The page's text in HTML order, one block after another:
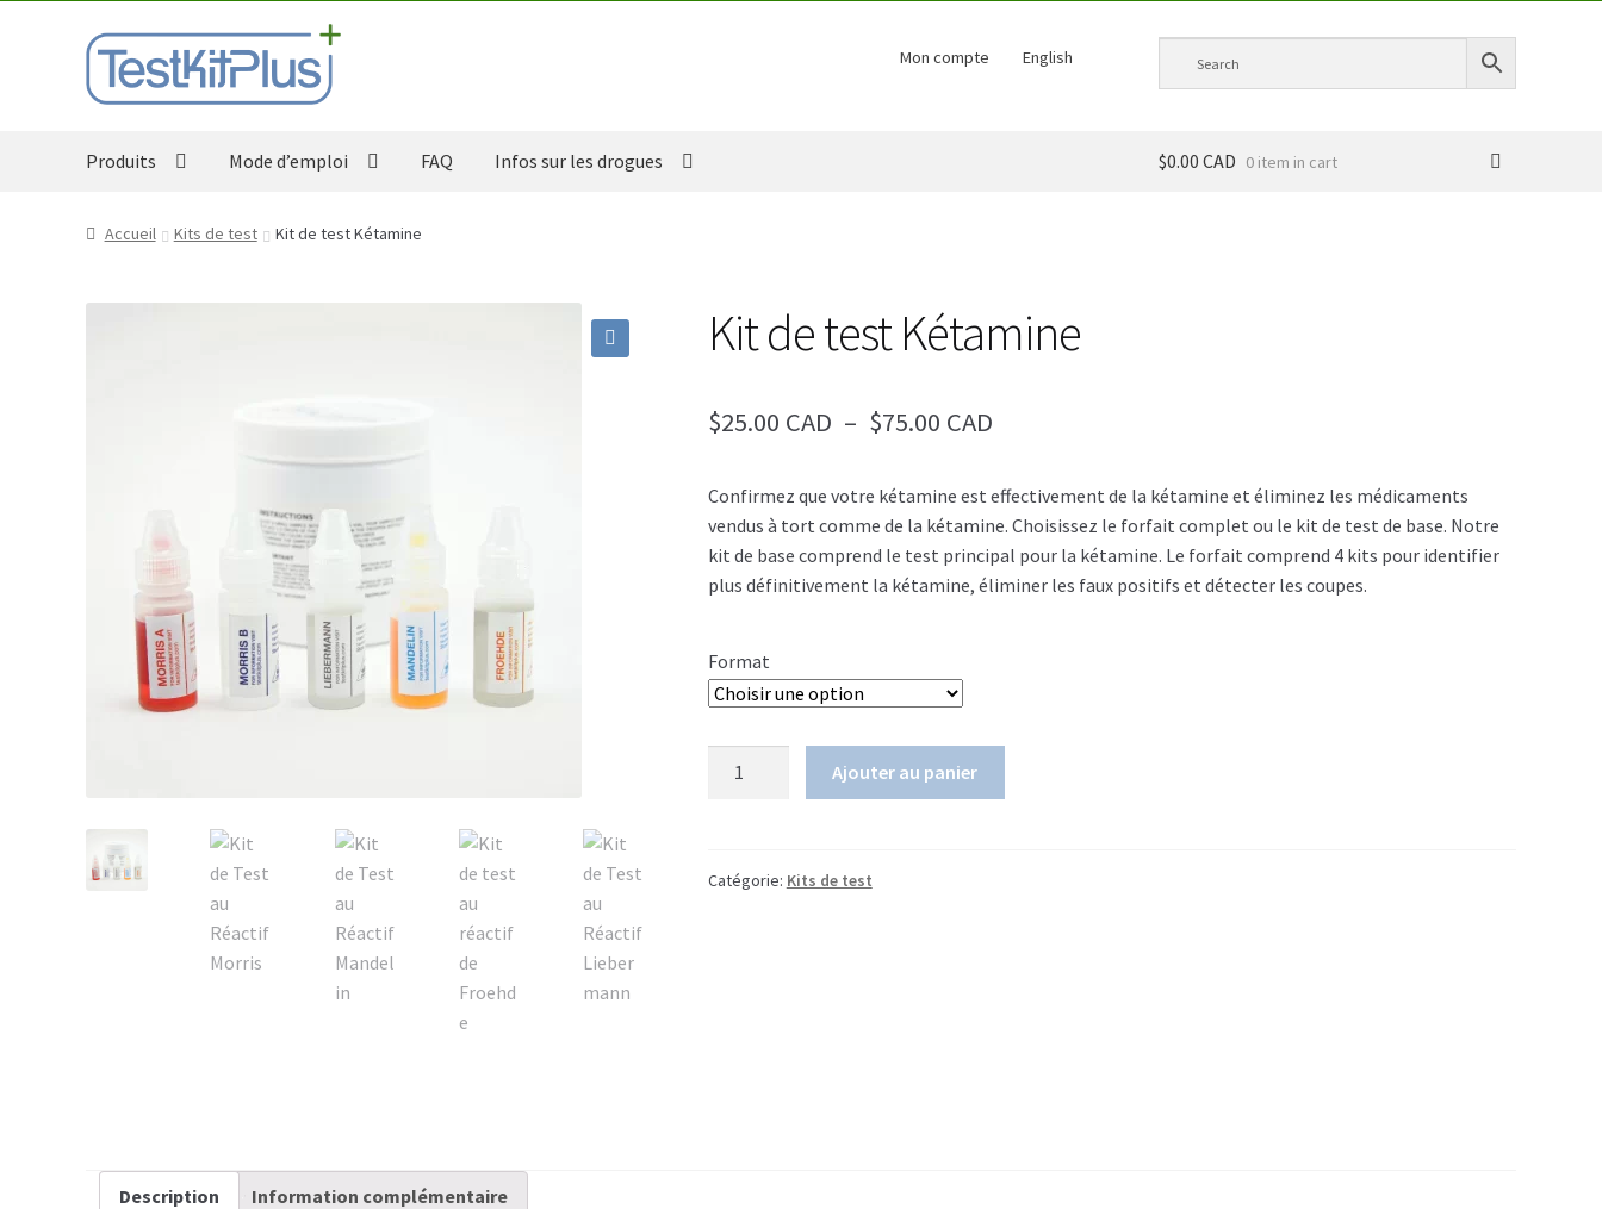
Aller
la
Aller
contenu
Mon compte English
Produits Mode d’emploi FAQ Infos sur les drogues $0.00 CAD 0 item
Accueil Kits de test Kit de test Kétamine
Kit de test Kétamine
$25.00 CAD – $75.00 CADPlage
prix :
$25.00
CAD
Confirmez que votre kétamine est effectivement de la kétamine et éliminez les médicaments
vendus à tort comme de la kétamine. Choisissez le forfait complet ou le kit de test de base. Notre
kit de base comprend le test principal pour la kétamine. Le forfait comprend 4 kits pour identifier
plus définitivement la kétamine, éliminer les faux positifs et détecter les coupes.
Format
test
Ajouter au panier
Catégorie: Kits de test
Description Information complémentaire